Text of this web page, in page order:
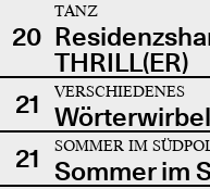
20
TANZ
THRILL(ER)
21
VERSCHIEDENES
Wörterwirbel
21
SOMMER IM
Sommer im